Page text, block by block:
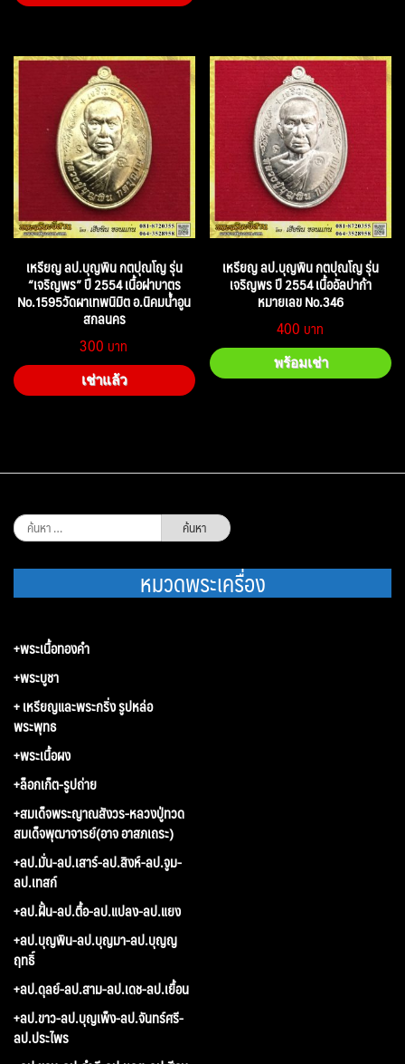
เหรียญ ลป.บุญพิน กตปุณโญ รุ่น
“เจริญพร” ปี 2554 เนื้อฝาบาตร
No.1595วัดผาเทพนิมิต อ.นิคมน้ำอูน
สกลนคร
300
เช่าแล้ว
เหรียญ ลป.บุญพิน กตปุณโญ รุ่น
เจริญพร ปี 2554 เนื้ออัลปาก้า
หมายเลข No.346
400
พร้อมเช่า
ค้นหา
สำหรับ:
หมวดพระเครื่อง
+พระเนื้อทองคำ
+พระบูชา
+ เหรียญและพระกริ่ง รูปหล่อ
พระพุทธ
+พระเนื้อผง
+ล็อกเก็ต-รูปถ่าย
+สมเด็จพระญาณสังวร-หลวงปู่ทวด
สมเด็จพุฒาจารย์(อาจ อาสภเถระ)
+ลป.มั่น-ลป.เสาร์-ลป.สิงห์-ลป.จูม-
ลป.เทสก์
+ลป.ฝั้น-ลป.ตื้อ-ลป.แปลง-ลป.แยง
+ลป.บุญพิน-ลป.บุญมา-ลป.บุญญ
ฤทธิ์
+ลป.ดุลย์-ลป.สาม-ลป.เดช-ลป.เยื้อน
+ลป.ขาว-ลป.บุญเพ็ง-ลป.จันทร์ศรี-
ลป.ประไพร